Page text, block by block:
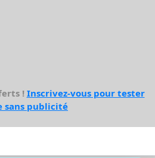
! Inscrivez-vous pour tester
sans publicité